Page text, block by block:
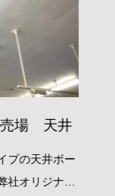
天井
天井ボー
リジナル